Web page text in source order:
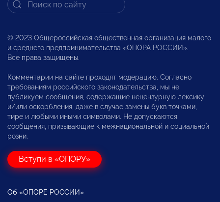
© 2023 Общероссийская общественная организация малого
и среднего предпринимательства «ОПОРА РОССИИ».
Все права защищены.
Комментарии на сайте проходят модерацию. Согласно
требованиям российского законодательства, мы не
публикуем сообщения, содержащие нецензурную лексику
и/или оскорбления, даже в случае замены букв точками,
тире и любыми иными символами. Не допускаются
сообщения, призывающие к межнациональной и социальной
розни.
Вступи в «ОПОРУ»
Об «ОПОРЕ РОССИИ»